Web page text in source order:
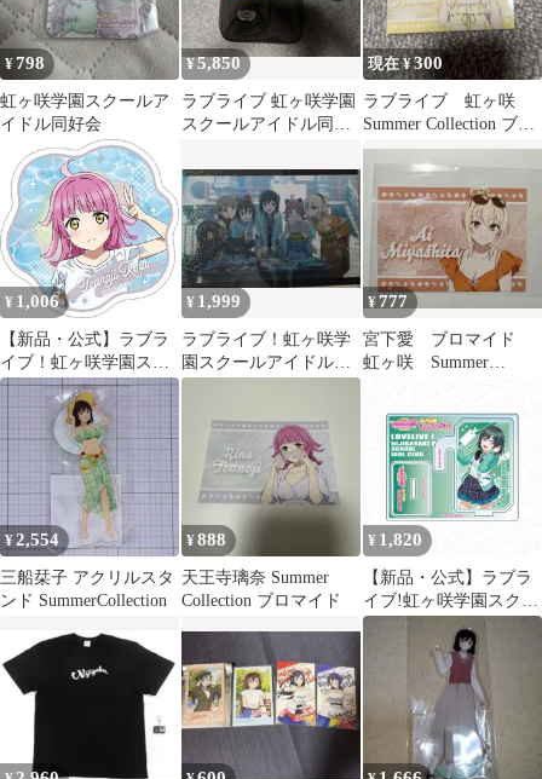
¥798
虹ヶ咲学園スクールア
イドル同好会
¥5,850
ラブライブ 虹ヶ咲学園
スクールアイドル同好
現在 ¥300
ラブライブ 虹ヶ咲
Summer Collection ブロ
マイド 中須かすみ
¥ 1,006
【新品・公式】ラブラ
イブ！虹ヶ咲学園スク
ールアイドル同好会 ク
リアステッカー／天王
寺 璃奈 公式グッズ
¥ 1,999
ラブライブ！虹ヶ咲学
園スクールアイドル同
好会 ブロマイド 集合
¥777
宮下愛 ブロマイド
虹ヶ咲 Summer
¥2,554
三船栞子 アクリルスタ
ンド SummerCollection
¥888
天王寺璃奈 Summer
Collection ブロマイド
¥ 1,820
【新品・公式】ラブラ
イブ!虹ヶ咲学園スクー
ルアイドル同好会 2way
アクリルスタンド 三船
栞子 ミラクル STAY
TUNE! ver 公式グッズ
colleize コレイズ